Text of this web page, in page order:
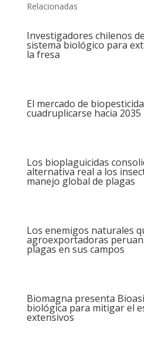
Relacionadas
Investigadores chilenos
sistema biológico para
la fresa
El mercado de
cuadruplicarse hacia 2035
Los bioplaguicidas
alternativa real a los
manejo global de plagas
Los enemigos naturales
agroexportadoras
plagas en sus campos
Biomagna presenta
biológica para mitigar el
extensivos